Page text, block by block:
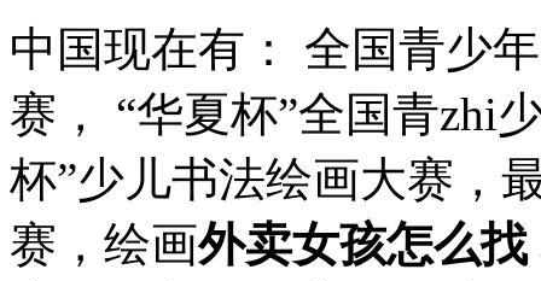
中国现在有： 全国青少
赛， “华夏杯”全国青zhi
杯”少儿书法绘画大赛，
赛，绘画外卖女孩怎么找